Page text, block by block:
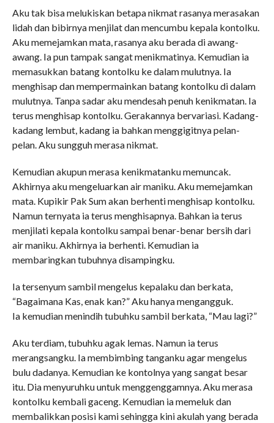
Aku tak bisa melukiskan betapa nikmat rasanya merasakan
lidah dan bibirnya menjilat dan mencumbu kepala kontolku.
Aku memejamkan mata, rasanya aku berada di awang-
awang. Ia pun tampak sangat menikmatinya. Kemudian ia
memasukkan batang kontolku ke dalam mulutnya. Ia
menghisap dan mempermainkan batang kontolku di dalam
mulutnya. Tanpa sadar aku mendesah penuh kenikmatan. Ia
terus menghisap kontolku. Gerakannya bervariasi. Kadang-
kadang lembut, kadang ia bahkan menggigitnya pelan-
pelan. Aku sungguh merasa nikmat.
Kemudian akupun merasa kenikmatanku memuncak.
Akhirnya aku mengeluarkan air maniku. Aku memejamkan
mata. Kupikir Pak Sum akan berhenti menghisap kontolku.
Namun ternyata ia terus menghisapnya. Bahkan ia terus
menjilati kepala kontolku sampai benar-benar bersih dari
air maniku. Akhirnya ia berhenti. Kemudian ia
membaringkan tubuhnya disampingku.
Ia tersenyum sambil mengelus kepalaku dan berkata,
“Bagaimana Kas, enak kan?” Aku hanya mengangguk.
Ia kemudian menindih tubuhku sambil berkata, “Mau lagi?”
Aku terdiam, tubuhku agak lemas. Namun ia terus
merangsangku. Ia membimbing tanganku agar mengelus
bulu dadanya. Kemudian ke kontolnya yang sangat besar
itu. Dia menyuruhku untuk menggenggamnya. Aku merasa
kontolku kembali gaceng. Kemudian ia memeluk dan
membalikkan posisi kami sehingga kini akulah yang berada